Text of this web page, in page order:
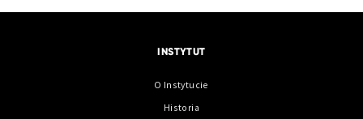
INSTYTUT
O Instytucie
Historia